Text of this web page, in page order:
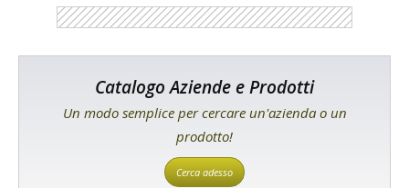
Catalogo Aziende e Prodotti
Un modo semplice per cercare un'azienda o un
prodotto!
Cerca adesso